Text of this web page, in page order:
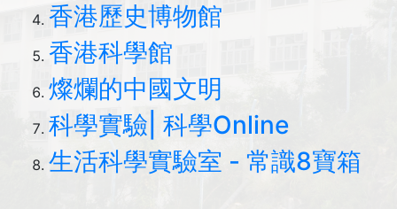
香港歷史博物館
香港科學館
燦爛的中國文明
科學實驗| 科學Online
生活科學實驗室 - 常識8寶箱